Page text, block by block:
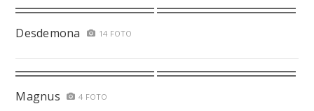
Desdemona 14 FOTO
Magnus 4 FOTO